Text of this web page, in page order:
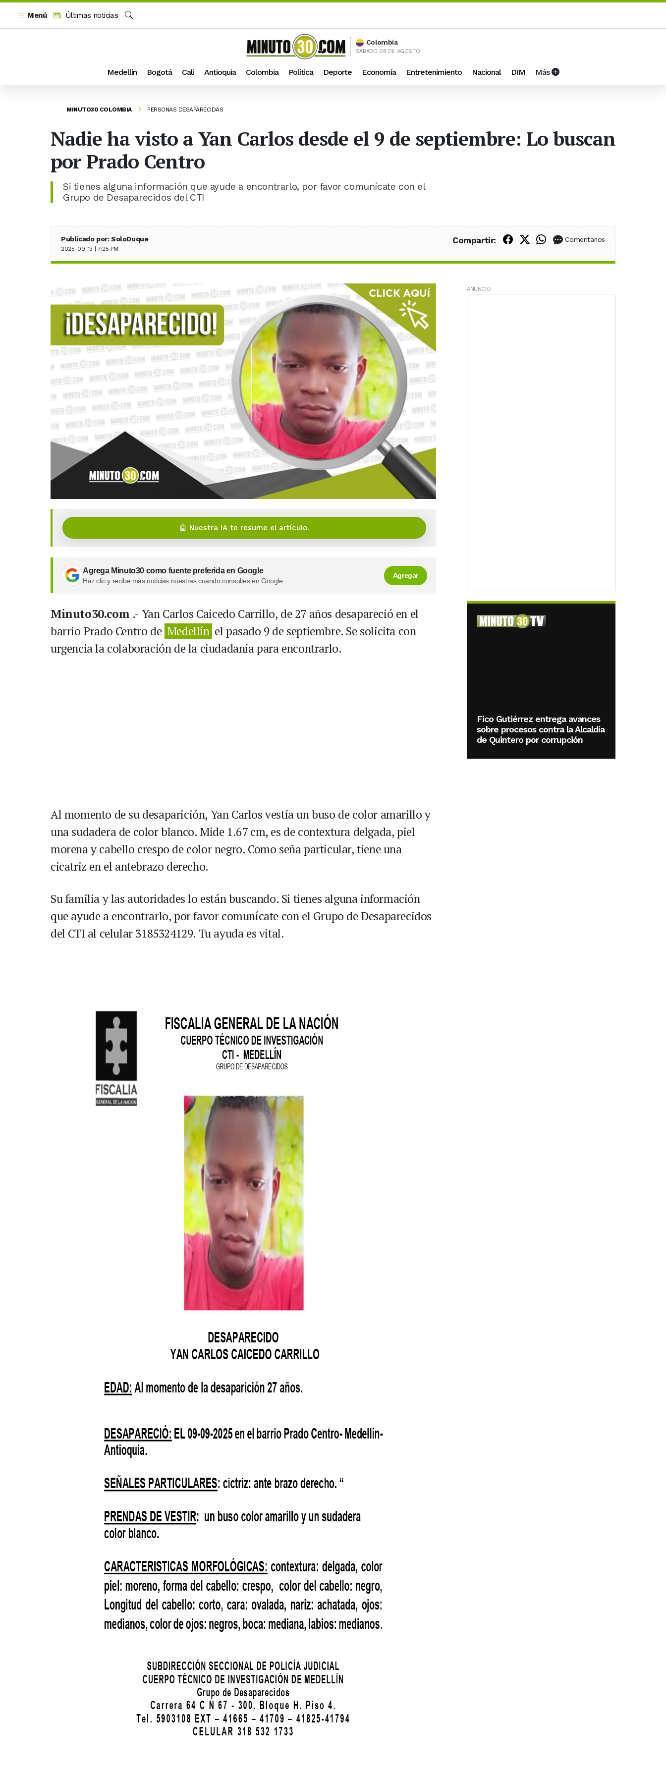
Menú
Últimas noticias
Buscar
Colombia
SÁBADO 08 DE AGOSTO
Medellín Bogotá Cali Antioquia Colombia Política Deporte Economía Entretenimiento Nacional DIM Más
MINUTO30 COLOMBIA PERSONAS DESAPARECIDAS
Nadie ha visto a Yan Carlos desde el 9 de septiembre: Lo buscan
por Prado Centro
Si tienes alguna información que ayude a encontrarlo, por favor comunícate con el
Grupo de Desaparecidos del CTI
Publicado por: SoloDuque
2025-09-13 | 7:25 PM
Compartir: Compartir en Facebook
Compartir en X (Twitter)
Compartir en WhatsApp
Comentarios
🤖 Nuestra IA te resume el artículo.
Agrega Minuto30 como fuente preferida en Google
Haz clic y recibe más noticias nuestras cuando consultes en Google.
Agregar
Minuto30.com .- Yan Carlos Caicedo Carrillo, de 27 años desapareció en el
barrio Prado Centro de Medellín el pasado 9 de septiembre. Se solicita con
urgencia la colaboración de la ciudadanía para encontrarlo.
Al momento de su desaparición, Yan Carlos vestía un buso de color amarillo y
una sudadera de color blanco. Mide 1.67 cm, es de contextura delgada, piel
morena y cabello crespo de color negro. Como seña particular, tiene una
cicatriz en el antebrazo derecho.
Su familia y las autoridades lo están buscando. Si tienes alguna información
que ayude a encontrarlo, por favor comunícate con el Grupo de Desaparecidos
del CTI al celular 3185324129. Tu ayuda es vital.
ANUNCIO
Fico Gutiérrez entrega avances
sobre procesos contra la Alcaldía
de Quintero por corrupción